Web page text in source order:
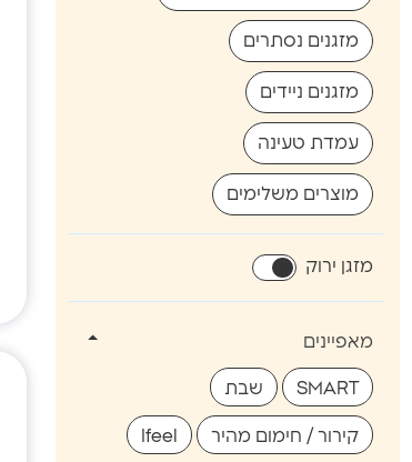
מזגנים נסתרים
מזגנים ניידים
עמדת טעינה
מוצרים משלימים
מזגן ירוק
מאפיינים
SMART שבת
קירור / חימום מהיר Ifeel